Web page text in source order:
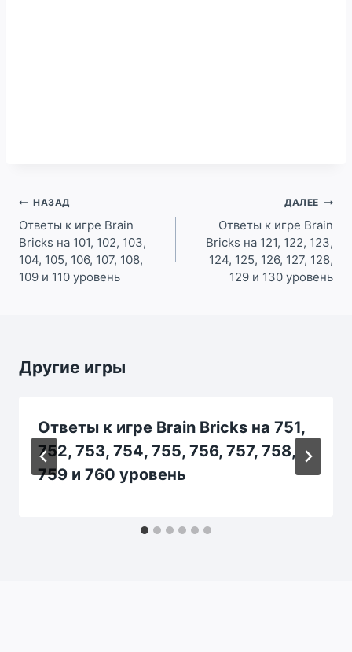
Навигация
по
записям
НАЗАД
Ответы к игре Brain
Bricks на 101, 102, 103,
104, 105, 106, 107, 108,
109 и 110 уровень
ДАЛЕЕ
Ответы к игре Brain
Bricks на 121, 122, 123,
124, 125, 126, 127, 128,
129 и 130 уровень
Другие игры
Ответы к игре Brain Bricks на 751,
752, 753, 754, 755, 756, 757, 758,
759 и 760 уровень